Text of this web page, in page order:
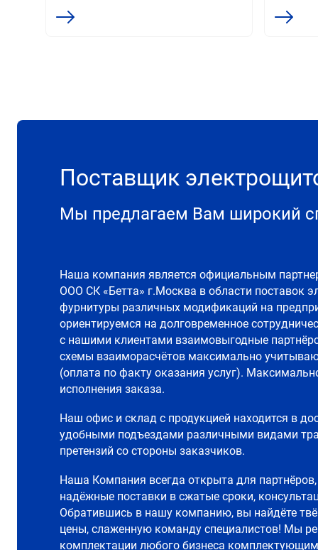
Поставщик
Мы предлагаем Вам широкий
Наша компания является официальным
ООО СК «Бетта» г.Москва в области поставок
фурнитуры различных модификаций на
ориентируемся на долговременное
с нашими клиентами взаимовыгодные
схемы взаиморасчётов максимально
(оплата по факту оказания услуг).
исполнения заказа.
Наш офис и склад с продукцией находится в
удобными подъездами различными видами
претензий со стороны заказчиков.
Наша Компания всегда открыта для
надёжные поставки в сжатые сроки,
Обратившись в нашу компанию, вы найдёте
цены, слаженную команду специалистов! Мы
комплектации любого бизнеса